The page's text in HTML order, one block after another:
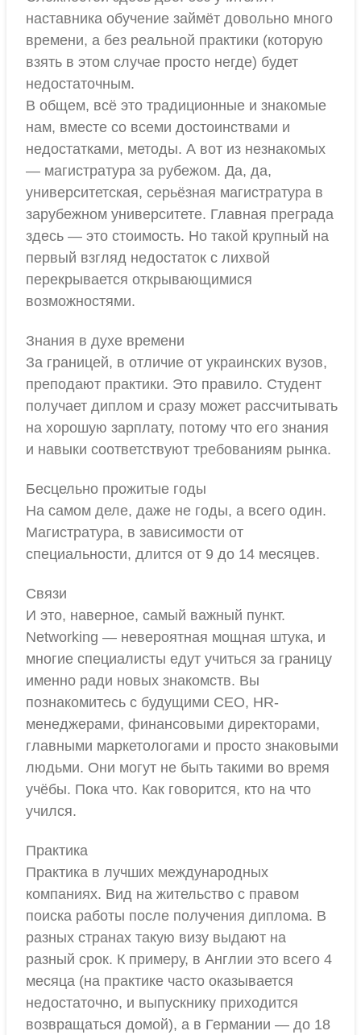
наставника обучение займёт довольно много
времени, а без реальной практики (которую
взять в этом случае просто негде) будет
недостаточным.
В общем, всё это традиционные и знакомые
нам, вместе со всеми достоинствами и
недостатками, методы. А вот из незнакомых
— магистратура за рубежом. Да, да,
университетская, серьёзная магистратура в
зарубежном университете. Главная преграда
здесь — это стоимость. Но такой крупный на
первый взгляд недостаток с лихвой
перекрывается открывающимися
возможностями.
Знания в духе времени
За границей, в отличие от украинских вузов,
преподают практики. Это правило. Студент
получает диплом и сразу может рассчитывать
на хорошую зарплату, потому что его знания
и навыки соответствуют требованиям рынка.
Бесцельно прожитые годы
На самом деле, даже не годы, а всего один.
Магистратура, в зависимости от
специальности, длится от 9 до 14 месяцев.
Связи
И это, наверное, самый важный пункт.
Networking — невероятная мощная штука, и
многие специалисты едут учиться за границу
именно ради новых знакомств. Вы
познакомитесь с будущими CEO, HR-
менеджерами, финансовыми директорами,
главными маркетологами и просто знаковыми
людьми. Они могут не быть такими во время
учёбы. Пока что. Как говорится, кто на что
учился.
Практика
Практика в лучших международных
компаниях. Вид на жительство с правом
поиска работы после получения диплома. В
разных странах такую визу выдают на
разный срок. К примеру, в Англии это всего 4
месяца (на практике часто оказывается
недостаточно, и выпускнику приходится
возвращаться домой), а в Германии — до 18